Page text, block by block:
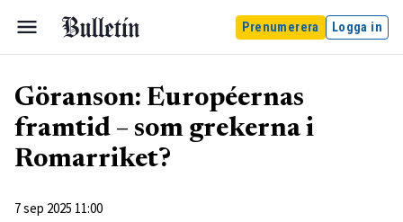
Prenumerera Logga in
Göranson: Européernas
framtid – som grekerna i
Romarriket?
7 sep 2025 11:00